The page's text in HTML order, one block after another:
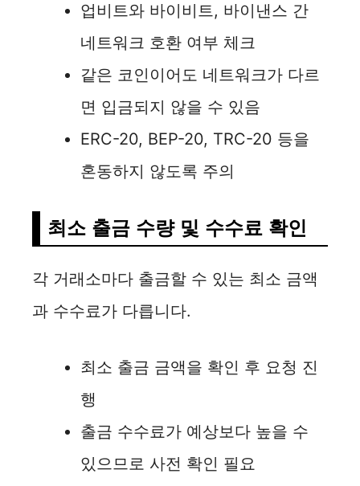
업비트와 바이비트, 바이낸스 간
네트워크 호환 여부 체크
같은 코인이어도 네트워크가 다르
면 입금되지 않을 수 있음
ERC-20, BEP-20, TRC-20 등을
혼동하지 않도록 주의
최소 출금 수량 및 수수료 확인
각 거래소마다 출금할 수 있는 최소 금액
과 수수료가 다릅니다.
최소 출금 금액을 확인 후 요청 진
행
출금 수수료가 예상보다 높을 수
있으므로 사전 확인 필요